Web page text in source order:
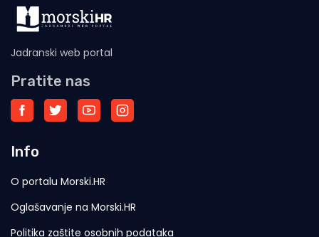
Jadranski web portal
Pratite nas
Info
O portalu Morski.HR
Oglašavanje na Morski.HR
Politika zaštite osobnih podataka